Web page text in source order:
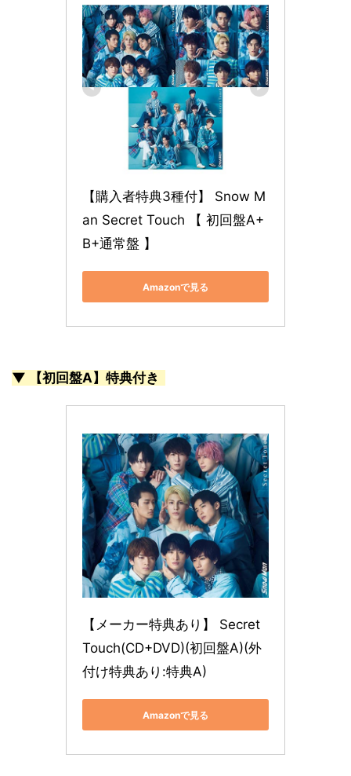
【購入者特典3種付】 Snow M
an Secret Touch 【 初回盤A+
B+通常盤 】
Amazonで見る
▼ 【初回盤A】特典付き
【メーカー特典あり】 Secret
Touch(CD+DVD)(初回盤A)(外
付け特典あり:特典A)
Amazonで見る